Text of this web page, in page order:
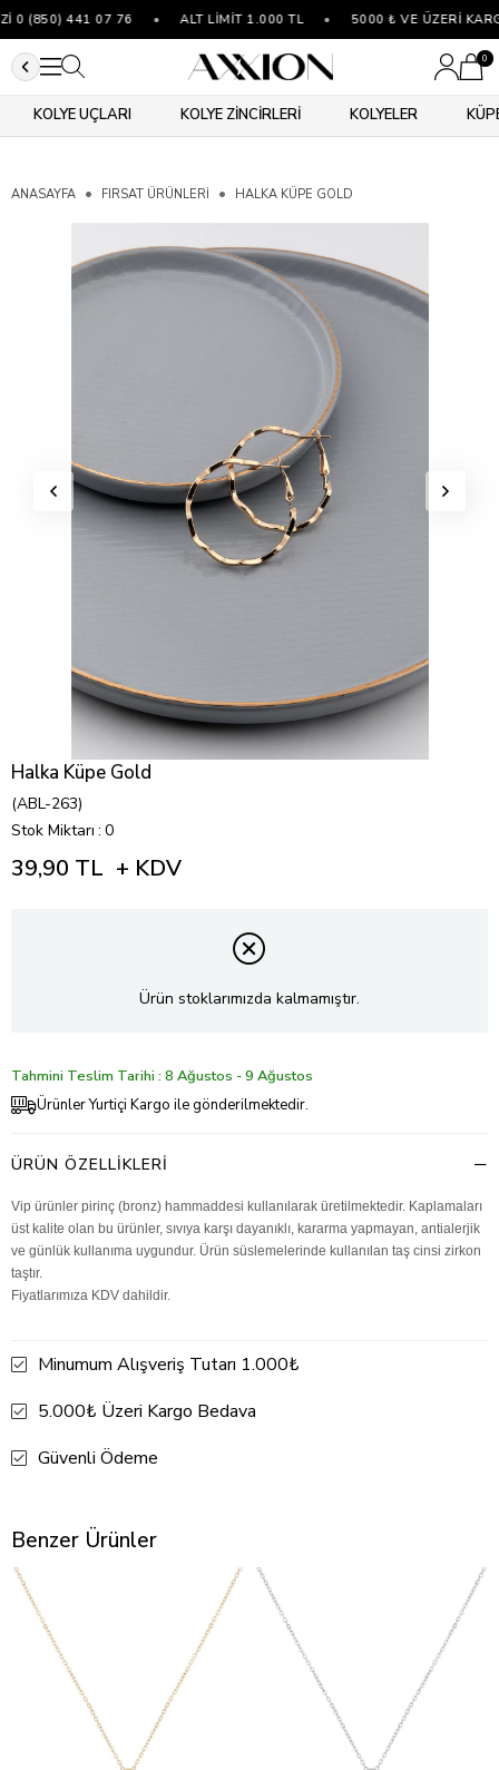
0 (850) 441 07 76 ALT LİMİT 1.000 TL 5000 ₺ VE ÜZERİ
0
KOLYE UÇLARI KOLYE ZİNCİRLERİ KOLYELER
ANASAYFA FIRSAT ÜRÜNLERİ HALKA KÜPE GOLD
Halka Küpe Gold
(ABL-263)
Stok Miktarı : 0
39,90 TL + KDV
Ürün stoklarımızda kalmamıştır.
Tahmini Teslim Tarihi : 8 Ağustos - 9 Ağustos
Ürünler Yurtiçi Kargo ile gönderilmektedir.
ÜRÜN ÖZELLIKLERI
Vip ürünler pirinç (bronz) hammaddesi kullanılarak üretilmektedir. Kaplamaları
üst kalite olan bu ürünler, sıvıya karşı dayanıklı, kararma yapmayan, antialerjik
ve günlük kullanıma uygundur. Ürün süslemelerinde kullanılan taş cinsi zirkon
taştır.
Fiyatlarımıza KDV dahildir.
Minumum Alışveriş Tutarı 1.000₺
5.000₺ Üzeri Kargo Bedava
Güvenli Ödeme
Benzer Ürünler